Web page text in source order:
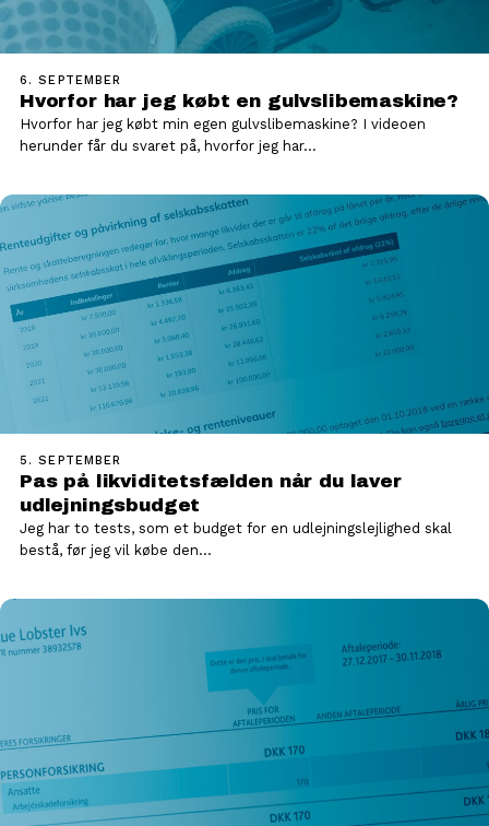
6. SEPTEMBER
Hvorfor har jeg købt en gulvslibemaskine?
Hvorfor har jeg købt min egen gulvslibemaskine? I videoen
herunder får du svaret på, hvorfor jeg har…
5. SEPTEMBER
Pas på likviditetsfælden når du laver
udlejningsbudget
Jeg har to tests, som et budget for en udlejningslejlighed skal
bestå, før jeg vil købe den…